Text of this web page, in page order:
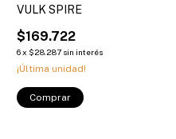
VULK SPIRE
$169.722
6x $28.287 sin interés
¡Última unidad!
Comprar